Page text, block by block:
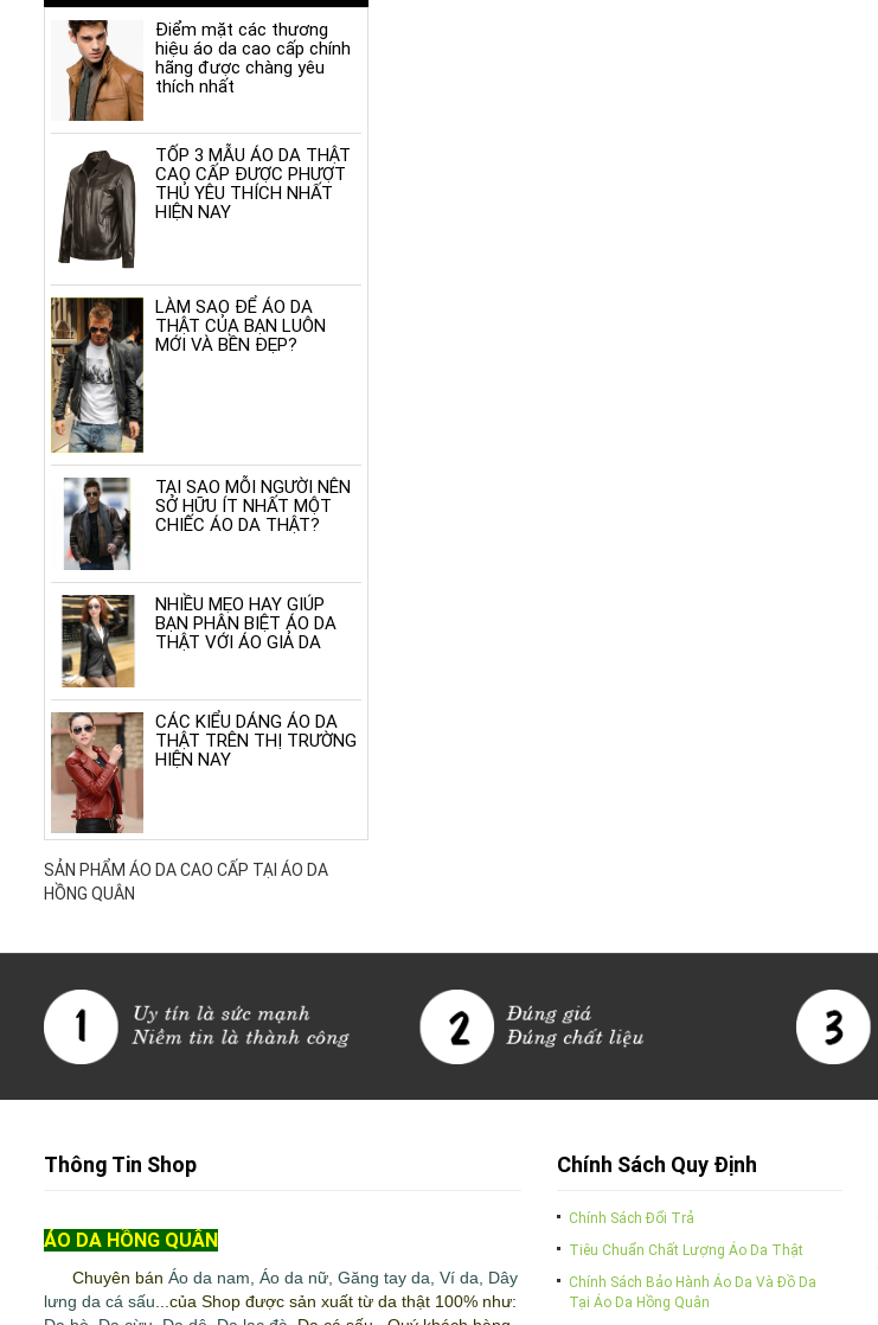
Điểm mặt các thương
hiệu áo da cao cấp chính
hãng được chàng yêu
thích nhất
TỐP 3 MẪU ÁO DA THẬT
CAO CẤP ĐƯỢC PHƯỢT
THỦ YÊU THÍCH NHẤT
HIỆN NAY
LÀM SAO ĐỂ ÁO DA
THẬT CỦA BẠN LUÔN
MỚI VÀ BỀN ĐẸP?
TẠI SAO MỖI NGƯỜI NÊN
SỞ HỮU ÍT NHẤT MỘT
CHIẾC ÁO DA THẬT?
NHIỀU MẸO HAY GIÚP
BẠN PHÂN BIỆT ÁO DA
THẬT VỚI ÁO GIẢ DA
CÁC KIỂU DÁNG ÁO DA
THẬT TRÊN THỊ TRƯỜNG
HIỆN NAY
SẢN PHẨM ÁO DA CAO CẤP TẠI ÁO DA
HỒNG QUÂN
Thông Tin Shop
ÁO DA HỒNG QUÂN
Chuyên bán Áo da nam Áo da nữ Găng tay da Ví da
Dây
lưng da cá sấu ...của Shop được sản xuất từ da thật 100% như:
Chính Sách Quy Định
Chính Sách Đổi Trả
Tiêu Chuẩn Chất Lượng Áo Da Thật
Chính Sách Bảo Hành Áo Da Và Đồ Da
Tại Áo Da Hồng Quân